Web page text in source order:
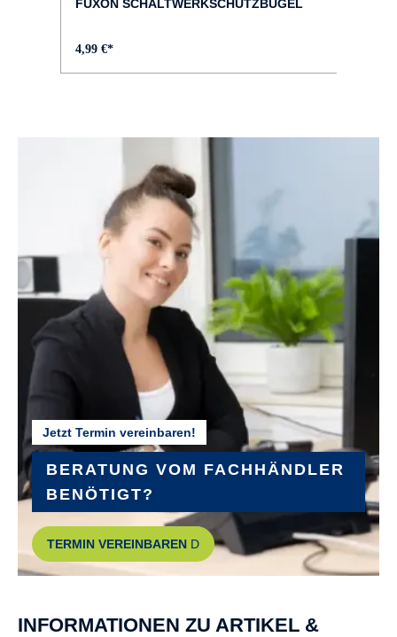
GÄNGE :
breiter Aluminium-Lenker
MODELLJAHR :
RADGRÖSSE :
RAHMEN :
Aluminium
RAHMENGRÖSSE :
28 cm
Nein
FUXON SCHALTWERKSCHUTZBÜGEL
4,99 €*
Jetzt Termin vereinbaren!
BERATUNG VOM FACHHÄNDLER
BENÖTIGT?
TERMIN VEREINBAREN
INFORMATIONEN ZU ARTIKEL &